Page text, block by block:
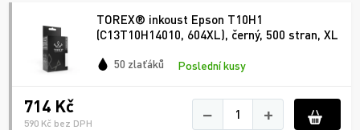
TOREX® inkoust Epson T10H1
(C13T10H14010, 604XL), černý, 500 stran, XL
50 zlaťáků Poslední kusy
714 Kč
590 Kč bez DPH − +